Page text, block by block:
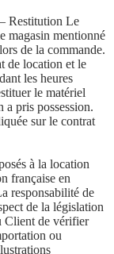
Restitution Le
magasin mentionné
de la commande.
de location et le
les heures
le matériel
a pris possession.
sur le contrat
à la location
française en
responsabilité de
de la législation
Client de vérifier
ou